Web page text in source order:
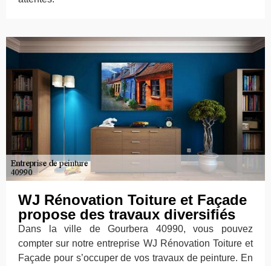
WJ Rénovation Toiture et Façade
propose des travaux diversifiés
Dans la ville de Gourbera 40990, vous pouvez
compter sur notre entreprise WJ Rénovation Toiture et
Façade pour s’occuper de vos travaux de peinture. En